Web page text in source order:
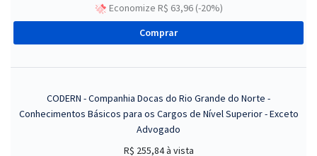
Economize R$ 63,96 (-20%)
Comprar
CODERN - Companhia Docas do Rio Grande do Norte -
Conhecimentos Básicos para os Cargos de Nível Superior - Exceto
Advogado
R$ 255,84à vista